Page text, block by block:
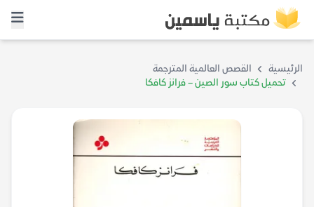
الرئيسية
القصص العالمية المترجمة
تحميل كتاب سور الصين – فرانز كافكا